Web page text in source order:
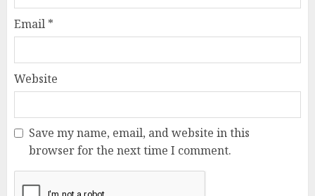
Email *
Website
Save my name, email, and website in this
browser for the next time I comment.